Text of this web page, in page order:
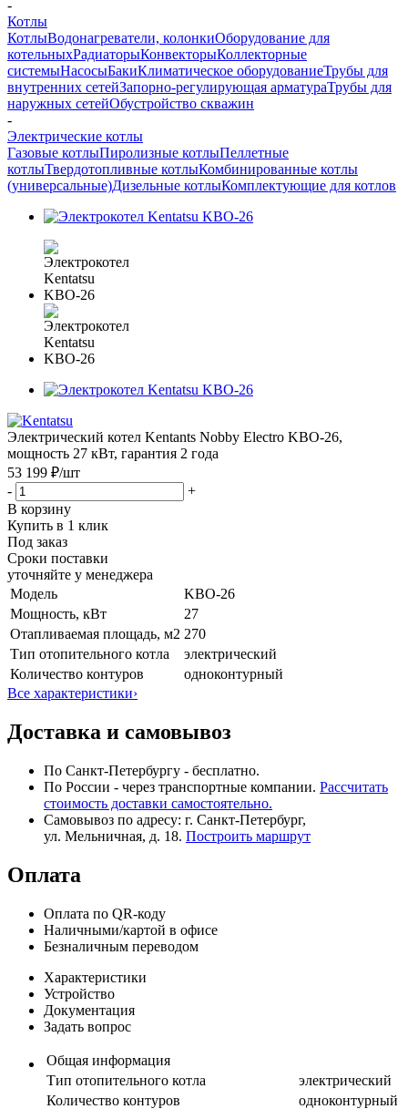
-
Котлы
КотлыВодонагреватели, колонкиОборудование для
котельныхРадиаторыКонвекторыКоллекторные
системыНасосыБакиКлиматическое оборудованиеТрубы для
внутренних сетейЗапорно-регулирующая арматураТрубы для
наружных сетейОбустройство скважин
-
Электрические котлы
Газовые котлыПиролизные котлыПеллетные
котлыТвердотопливные котлыКомбинированные котлы
(универсальные)Дизельные котлыКомплектующие для котлов
Электрический котел Kentants Nobby Electro KBO-26,
мощность 27 кВт, гарантия 2 года
53 199 ₽/шт
-
+
В корзину
Купить в 1 клик
Под заказ
Сроки поставки
уточняйте у менеджера
Модель
KBO-26
Мощность, кВт
27
Отапливаемая площадь, м2 270
Тип отопительного котла
электрический
Количество контуров
одноконтурный
Все характеристики›
Доставка и самовывоз
По Санкт-Петербургу - бесплатно.
По России - через транспортные компании. Рассчитать
стоимость доставки самостоятельно.
Самовывоз по адресу: г. Санкт-Петербург,
ул. Мельничная, д. 18. Построить маршрут
Оплата
Оплата по QR-коду
Наличными/картой в офисе
Безналичным переводом
Характеристики
Устройство
Документация
Задать вопрос
Общая информация
Тип отопительного котла
электрический
Количество контуров
одноконтурный